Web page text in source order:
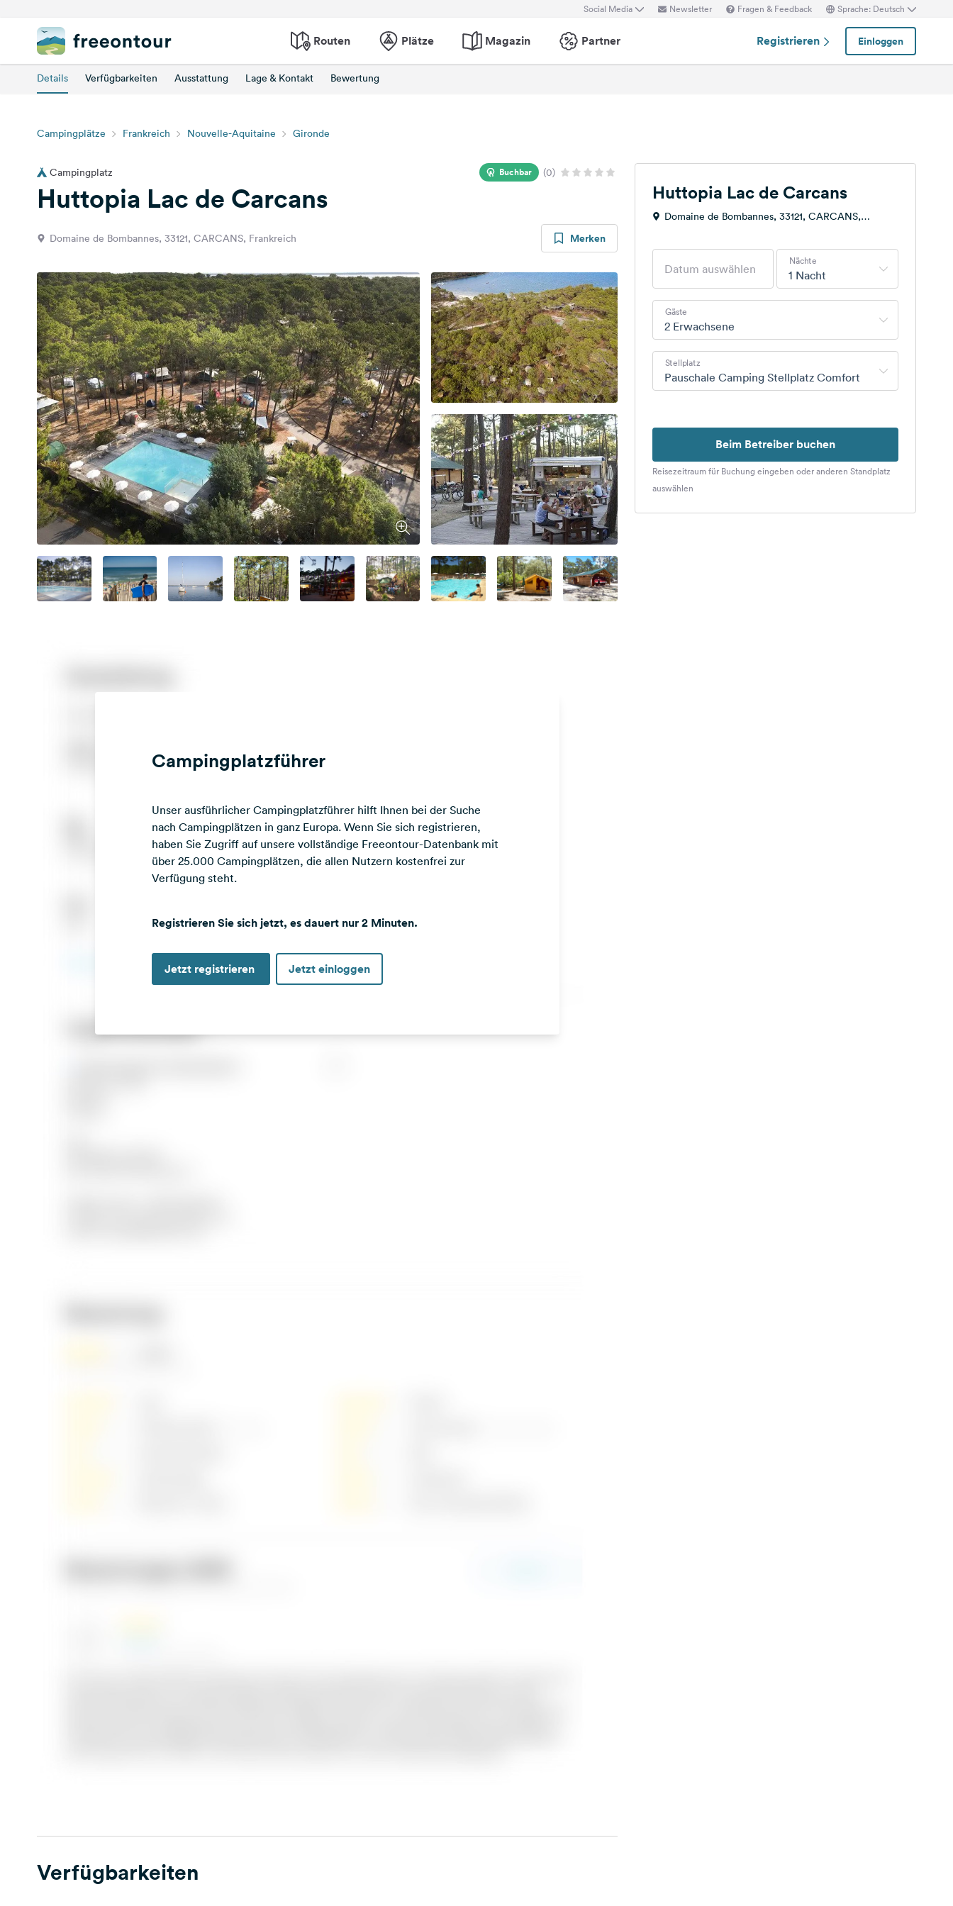
Social Media Newsletter Fragen & Feedback Sprache: Deutsch
Routen Plätze Magazin Partner Registrieren Einloggen
Details Verfügbarkeiten Ausstattung Lage & Kontakt Bewertung
Campingplätze Frankreich Nouvelle-Aquitaine Gironde
Campingplatz Buchbar (0)
Huttopia Lac de Carcans
Domaine de Bombannes, 33121, CARCANS, Frankreich Merken
Campingplatzführer
Unser ausführlicher Campingplatzführer hilft Ihnen bei der Suche
nach Campingplätzen in ganz Europa. Wenn Sie sich registrieren,
haben Sie Zugriff auf unsere vollständige Freeontour-Datenbank mit
über 25.000 Campingplätzen, die allen Nutzern kostenfrei zur
Verfügung steht.
Registrieren Sie sich jetzt, es dauert nur 2 Minuten.
Jetzt registrieren Jetzt einloggen
Verfügbarkeiten
Huttopia Lac de Carcans
Domaine de Bombannes, 33121, CARCANS,
1 Nacht
Nächte
2 Erwachsene
Gäste
Pauschale Camping Stellplatz Comfort
Stellplatz
Beim Betreiber buchen
Reisezeitraum für Buchung eingeben oder anderen Standplatz
auswählen